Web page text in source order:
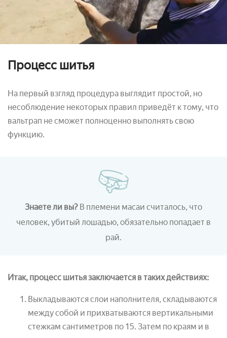
Процесс шитья
На первый взгляд процедура выглядит простой, но
несоблюдение некоторых правил приведёт к тому, что
вальтрап не сможет полноценно выполнять свою
функцию.
Знаете ли вы? В племени масаи считалось, что
человек, убитый лошадью, обязательно попадает в
рай.
Итак, процесс шитья заключается в таких действиях:
Выкладываются слои наполнителя, складываются
между собой и прихватываются вертикальными
стежкам сантиметров по 15. Затем по краям и в